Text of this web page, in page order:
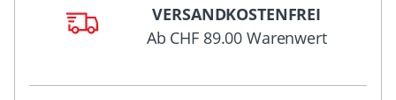
VERSANDKOSTENFREI
Ab CHF 89.00 Warenwert